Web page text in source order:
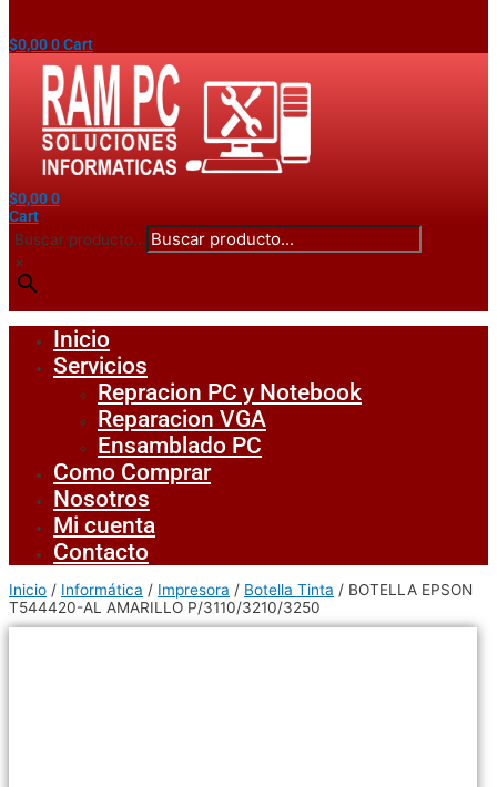
$0,000Cart
$0,000
Cart
Buscar producto...
×
Inicio
Servicios
Repracion PC y Notebook
Reparacion VGA
Ensamblado PC
Como Comprar
Nosotros
Mi cuenta
Contacto
Inicio / Informática / Impresora / Botella Tinta / BOTELLA EPSON
T544420-AL AMARILLO P/3110/3210/3250